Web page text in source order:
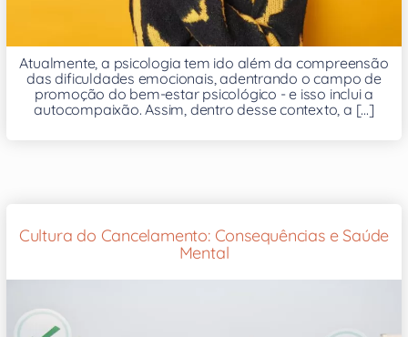
Atualmente, a psicologia tem ido além da compreensão
das dificuldades emocionais, adentrando o campo de
promoção do bem-estar psicológico - e isso inclui a
autocompaixão. Assim, dentro desse contexto, a [...]
Cultura do Cancelamento: Consequências e Saúde
Mental